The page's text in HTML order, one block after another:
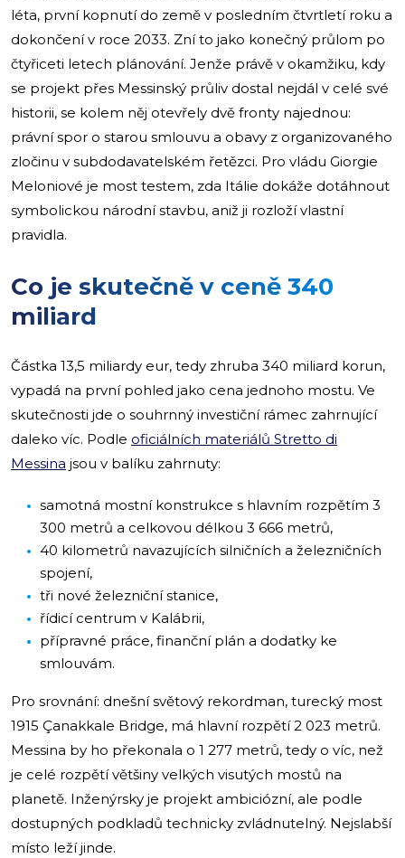
léta, první kopnutí do země v posledním čtvrtletí roku a
dokončení v roce 2033. Zní to jako konečný průlom po
čtyřiceti letech plánování. Jenže právě v okamžiku, kdy
se projekt přes Messinský průliv dostal nejdál v celé své
historii, se kolem něj otevřely dvě fronty najednou:
právní spor o starou smlouvu a obavy z organizovaného
zločinu v subdodavatelském řetězci. Pro vládu Giorgie
Meloniové je most testem, zda Itálie dokáže dotáhnout
symbolickou národní stavbu, aniž ji rozloží vlastní
pravidla.
Co je skutečně v ceně 340
miliard
Částka 13,5 miliardy eur, tedy zhruba 340 miliard korun,
vypadá na první pohled jako cena jednoho mostu. Ve
skutečnosti jde o souhrnný investiční rámec zahrnující
daleko víc. Podle oficiálních materiálů Stretto di
Messina jsou v balíku zahrnuty:
samotná mostní konstrukce s hlavním rozpětím 3
300 metrů a celkovou délkou 3 666 metrů,
40 kilometrů navazujících silničních a železničních
spojení,
tři nové železniční stanice,
řídicí centrum v Kalábrii,
přípravné práce, finanční plán a dodatky ke
smlouvám.
Pro srovnání: dnešní světový rekordman, turecký most
1915 Çanakkale Bridge, má hlavní rozpětí 2 023 metrů.
Messina by ho překonala o 1 277 metrů, tedy o víc, než
je celé rozpětí většiny velkých visutých mostů na
planetě. Inženýrsky je projekt ambiciózní, ale podle
dostupných podkladů technicky zvládnutelný. Nejslabší
místo leží jinde.